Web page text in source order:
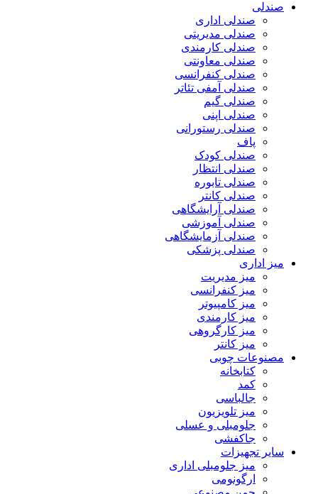
صندلی
صندلی اداری
صندلی مدیریتی
صندلی کارمندی
صندلی معاونتی
صندلی کنفرانسی
صندلی آمفی تئاتر
صندلی گیم
صندلی اپنی
صندلی رستورانی
پاف
صندلی کودک
صندلی انتظار
صندلی تابوره
صندلی کانتر
صندلی آرایشگاهی
صندلی آموزشی
صندلی آزمایشگاهی
صندلی پزشکی
میز اداری
میز مدیریت
میز کنفرانسی
میز کامپیوتر
میز کارمندی
میز کارگروهی
میز کانتر
مصنوعات چوبی
کتابخانه
کمد
جالباسی
میز تلویزیون
جلومبلی و عسلی
جاکفشی
سایر تجهیزات
میز جلومبلی اداری
ارگونومی